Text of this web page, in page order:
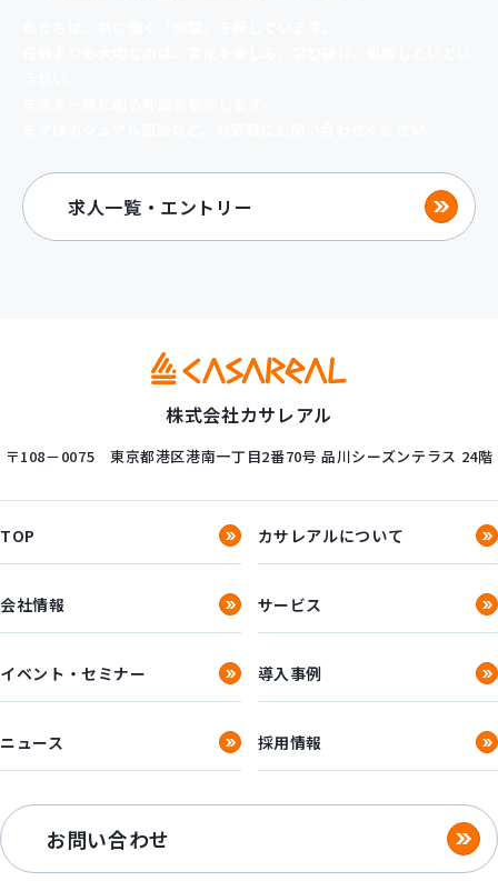
求人一覧・エントリー
株式会社カサレアル
〒108－0075 東京都港区港南一丁目2番70号 品川シーズンテラス 24階
TOP カサレアルについて
会社情報 サービス
イベント・セミナー 導入事例
ニュース 採用情報
お問い合わせ